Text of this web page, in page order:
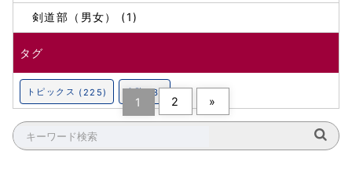
剣道部（男女） (1)
タグ
トピックス (225) 進路 (3)
1 2 »